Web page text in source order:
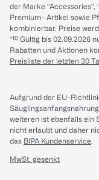
der Marke “Accessories“,
Premium- Artikel sowie
kombinierbar. Preise
*¹⁰ Gültig bis 02.09.2026
Rabatten und Aktionen
Preisliste der letzten 30
Aufgrund der EU-
weiteren ist ebenfalls ein
nicht erlaubt und daher
das BIPA Kundenservice.
MwSt. gesenkt